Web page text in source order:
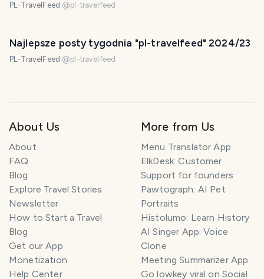
PL-TravelFeed @pl-travelfeed
Najlepsze posty tygodnia "pl-travelfeed" 2024/23
PL-TravelFeed @pl-travelfeed
About Us
About
FAQ
Blog
Explore Travel Stories
Newsletter
How to Start a Travel
Blog
Get our App
Monetization
Help Center
More from Us
Menu Translator App
ElkDesk: Customer
Support for founders
Pawtograph: AI Pet
Portraits
Histolumo: Learn History
AI Singer App: Voice
Clone
Meeting Summarizer App
Go lowkey viral on Social